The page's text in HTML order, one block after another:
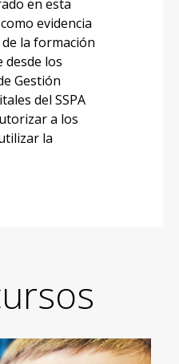
en esta
evidencia
la formación
desde los
Gestión
del SSPA
a los
la